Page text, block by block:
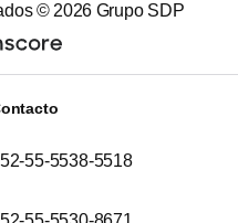
© 2026 Grupo SDP
55-5538-5518